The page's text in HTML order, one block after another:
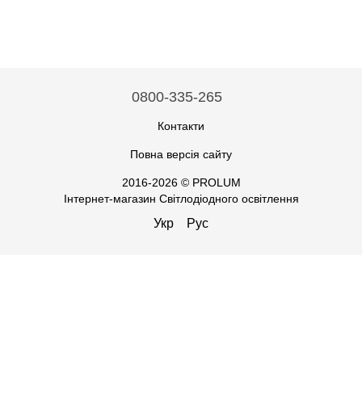
0800-335-265
Контакти
Повна версія сайту
2016-2026 © PROLUM
Інтернет-магазин Світлодіодного освітлення
Укр Рус